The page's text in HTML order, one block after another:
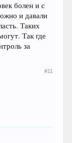
болен и с
и давали
Таких
Так где
за
#11